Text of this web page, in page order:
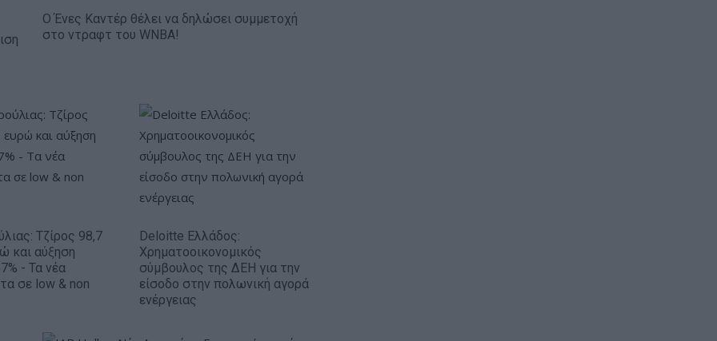
Ο Ένες Καντέρ θέλει να δηλώσει συμμετοχή
στο ντραφτ του WNBA!
Τζίρος 98,7
και αύξηση
- Τα νέα
σε low & non
Deloitte Ελλάδος:
Χρηματοοικονομικός
σύμβουλος της ΔΕΗ για την
είσοδο στην πολωνική αγορά
ενέργειας